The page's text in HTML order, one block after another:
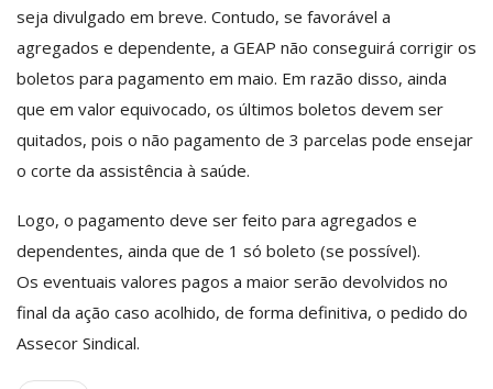
seja divulgado em breve. Contudo, se favorável a
agregados e dependente, a GEAP não conseguirá corrigir os
boletos para pagamento em maio. Em razão disso, ainda
que em valor equivocado, os últimos boletos devem ser
quitados, pois o não pagamento de 3 parcelas pode ensejar
o corte da assistência à saúde.
Logo, o pagamento deve ser feito para agregados e
dependentes, ainda que de 1 só boleto (se possível).
Os eventuais valores pagos a maior serão devolvidos no
final da ação caso acolhido, de forma definitiva, o pedido do
Assecor Sindical.